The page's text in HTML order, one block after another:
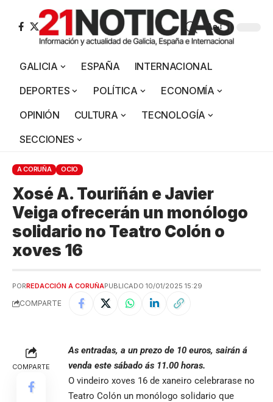
Aa
GALICIA ESPAÑA
INTERNACIONAL
DEPORTES
POLÍTICA
ECONOMÍA
OPINIÓN
CULTURA
TECNOLOGÍA
SECCIONES
A CORUÑA OCIO
Xosé A. Touriñán e Javier
Veiga ofrecerán un monólogo
solidario no Teatro Colón o
xoves 16
PORREDACCIÓN A CORUÑAPUBLICADO 10/01/2025 15:29
COMPARTE
COMPARTE
As entradas, a un prezo de 10 euros, sairán á
venda este sábado ás 11.00 horas.
O vindeiro xoves 16 de xaneiro celebrarase no
Teatro Colón un monólogo solidario que